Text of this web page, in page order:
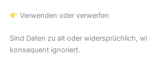
Verwenden oder verwerfen
Sind Daten zu alt oder widersprüchlich,
konsequent ignoriert.